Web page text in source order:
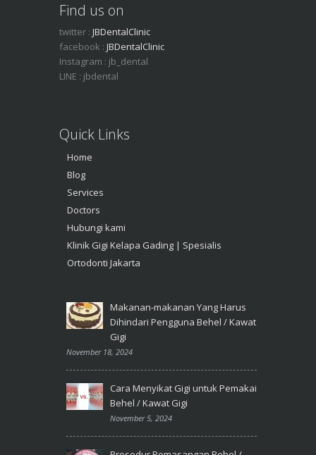
Find us on
twitter : JBDentalClinic
facebook : JBDentalClinic
Instagram : jb_dental
LINE : jbdental
Quick Links
Home
Blog
Services
Doctors
Hubungi kami
Klinik Gigi Kelapa Gading | Spesialis
Ortodonti Jakarta
Makanan-makanan Yang Harus
Dihindari Pengguna Behel / Kawat
Gigi
November 18, 2024
Cara Menyikat Gigi untuk Pemakai
Behel / Kawat Gigi
November 5, 2024